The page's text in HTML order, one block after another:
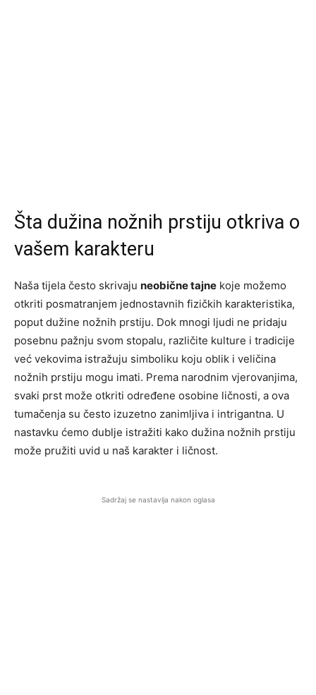
Šta dužina nožnih prstiju otkriva o
vašem karakteru
Naša tijela često skrivaju neobične tajne koje možemo
otkriti posmatranjem jednostavnih fizičkih karakteristika,
poput dužine nožnih prstiju. Dok mnogi ljudi ne pridaju
posebnu pažnju svom stopalu, različite kulture i tradicije
već vekovima istražuju simboliku koju oblik i veličina
nožnih prstiju mogu imati. Prema narodnim vjerovanjima,
svaki prst može otkriti određene osobine ličnosti, a ova
tumačenja su često izuzetno zanimljiva i intrigantna. U
nastavku ćemo dublje istražiti kako dužina nožnih prstiju
može pružiti uvid u naš karakter i ličnost.
Sadržaj se nastavlja nakon oglasa